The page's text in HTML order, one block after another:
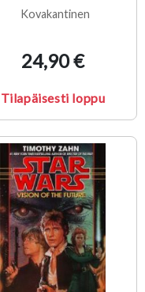
Kovakantinen
24,90 €
Tilapäisesti loppu